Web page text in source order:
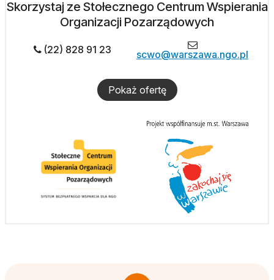
Skorzystaj ze Stołecznego Centrum Wspierania
Organizacji Pozarządowych
(22) 828 91 23 scwo@warszawa.ngo.pl
Pokaż ofertę